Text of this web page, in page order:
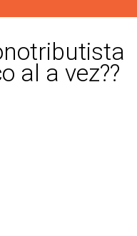
al a vez??